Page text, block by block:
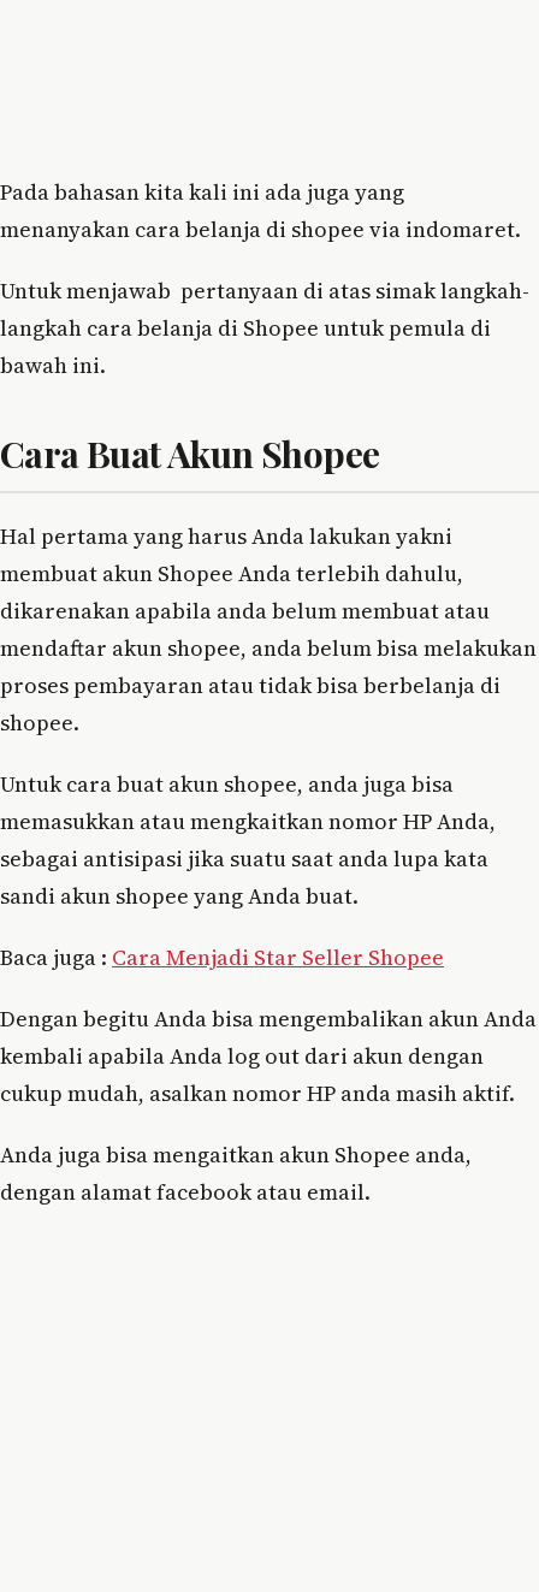
Pada bahasan kita kali ini ada juga yang
menanyakan cara belanja di shopee via indomaret.
Untuk menjawab pertanyaan di atas simak langkah-
langkah cara belanja di Shopee untuk pemula di
bawah ini.
Cara Buat Akun Shopee
Hal pertama yang harus Anda lakukan yakni
membuat akun Shopee Anda terlebih dahulu,
dikarenakan apabila anda belum membuat atau
mendaftar akun shopee, anda belum bisa melakukan
proses pembayaran atau tidak bisa berbelanja di
shopee.
Untuk cara buat akun shopee, anda juga bisa
memasukkan atau mengkaitkan nomor HP Anda,
sebagai antisipasi jika suatu saat anda lupa kata
sandi akun shopee yang Anda buat.
Baca juga : Cara Menjadi Star Seller Shopee
Dengan begitu Anda bisa mengembalikan akun Anda
kembali apabila Anda log out dari akun dengan
cukup mudah, asalkan nomor HP anda masih aktif.
Anda juga bisa mengaitkan akun Shopee anda,
dengan alamat facebook atau email.